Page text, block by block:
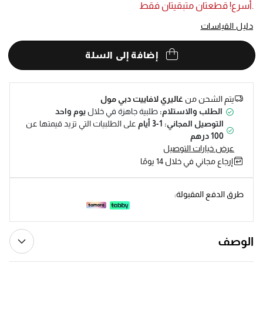
.أسرع! قطعتان متبقيتان فقط
دليل القياسات
إضافة إلى السلة
يتم الشحن منغاليري لافاييت دبي مول
الطلب والاستلام: طلبية جاهزة في خلال يوم واحد
التوصيل المجاني: 1-3 أيام
على الطلبيات التي تزيد قيمتها عن
100 درهم
عرض خيارات التوصيل
إرجاع مجاني في خلال 14 يومًا
طرق الدفع المقبولة:
الوصف